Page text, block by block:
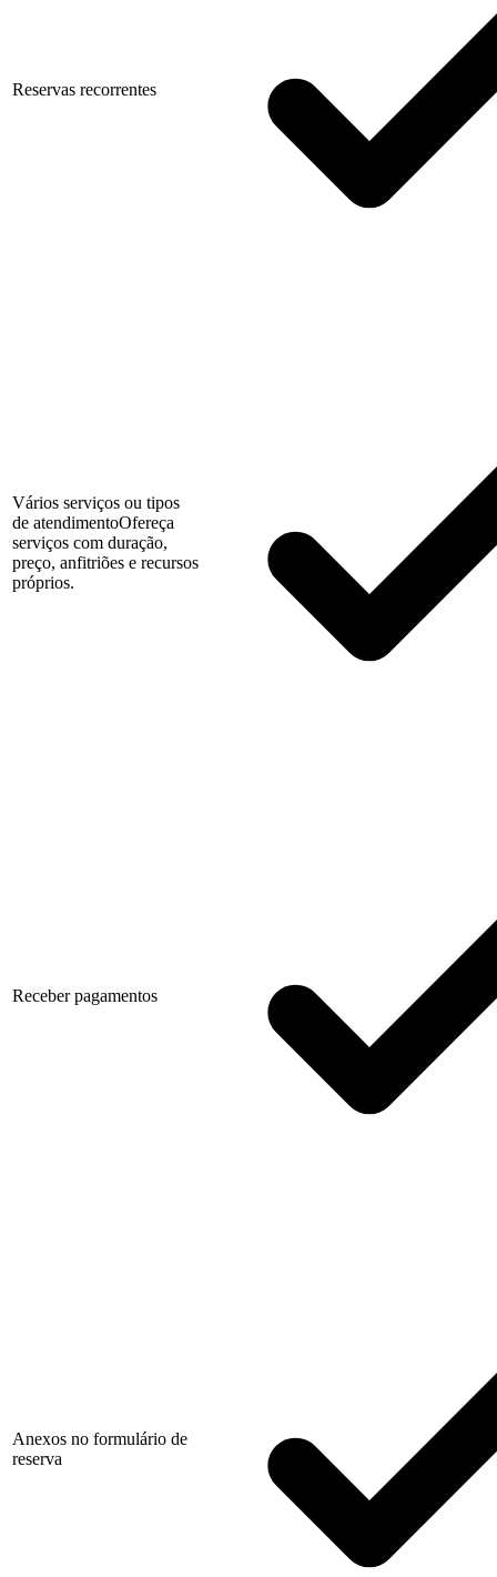
Reservas recorrentes
Vários serviços ou tipos
de atendimentoOfereça
serviços com duração,
preço, anfitriões e recursos
próprios.
Receber pagamentos
Anexos no formulário de
reserva